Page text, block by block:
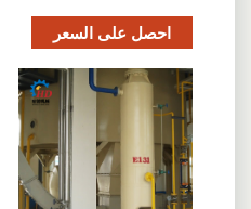
احصل على السعر